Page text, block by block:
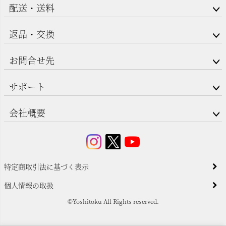
配送・送料
返品・交換
お問合せ先
サポート
会社概要
特定商取引法に基づく表示
個人情報の取扱
©Yoshitoku All Rights reserved.